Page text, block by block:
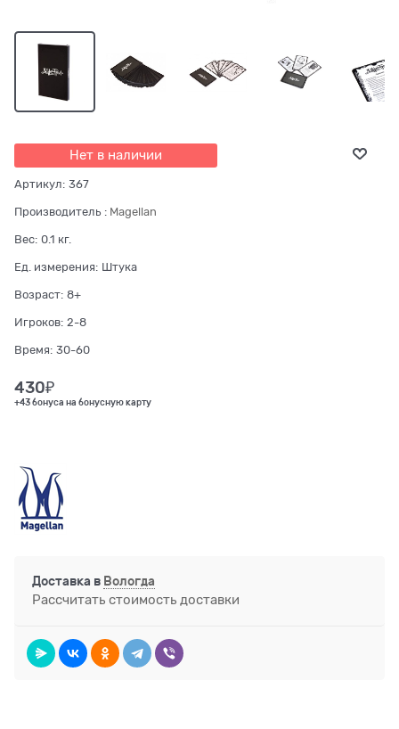
Нет в наличии
Артикул: 367
Производитель : Magellan
Вес: 0.1 кг.
Ед. измерения: Штука
Возраст: 8+
Игроков: 2-8
Время: 30-60
430₽
+43 бонуса на бонусную карту
Доставка в Вологда
Рассчитать стоимость доставки